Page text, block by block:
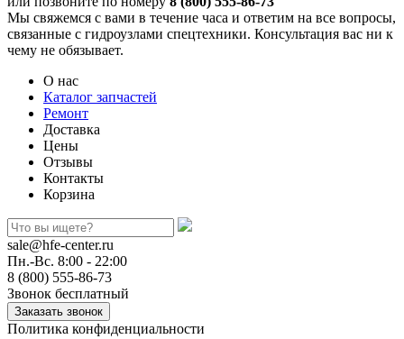
Мы свяжемся с вами в течение часа и ответим на все вопросы,
связанные с гидроузлами спецтехники. Консультация вас ни к
чему не обязывает.
О нас
Каталог запчастей
Ремонт
Доставка
Цены
Отзывы
Контакты
Корзина
sale@hfe-center.ru
Пн.-Вс. 8:00 - 22:00
8 (800) 555-86-73
Звонок бесплатный
Политика конфиденциальности